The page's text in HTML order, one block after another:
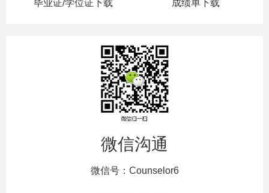
毕业证/学位证下载 成绩单下载
微信沟通
微信号：Counselor6